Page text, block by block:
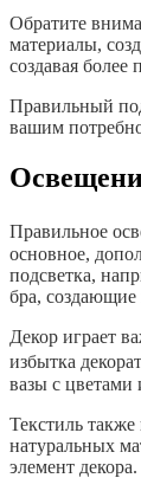
Обратите
материалы,
создавая более
Правильный
вашим
Правильное
основное,
подсветка,
бра, создающие
Декор играет
избытка
вазы с цветами
Текстиль
натуральных
элемент